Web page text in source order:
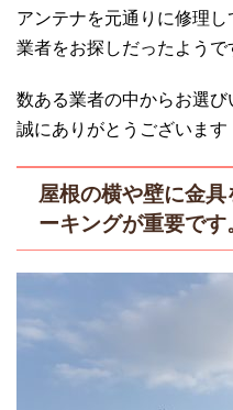
アンテナを元通りに修理し
業者をお探しだったようで
数ある業者の中からお選び
誠にありがとうございます
屋根の横や壁に金
ーキングが重要です